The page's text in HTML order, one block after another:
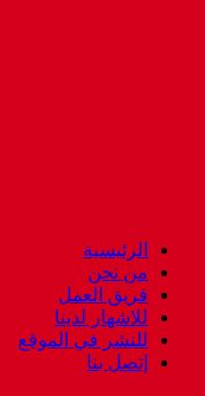
الرئيسية
من نحن
فريق العمل
للاشهار لدينا
للنشر في الموقع
إتصل بنا